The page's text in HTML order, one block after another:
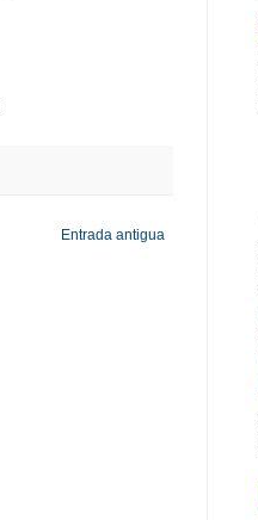
Entrada antigua